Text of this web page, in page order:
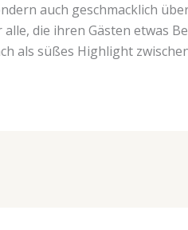
auch geschmacklich
die ihren Gästen etwas
als süßes Highlight